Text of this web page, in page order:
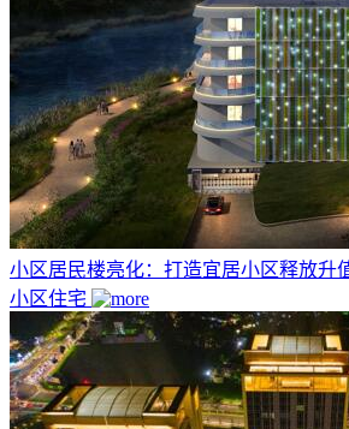
小区居民楼亮化：打造宜居小区释放升
小区住宅